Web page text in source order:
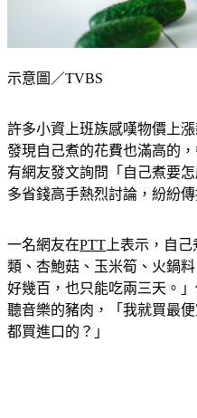
示意圖／TVBS
許多小資上班族感嘆物價上
發現自己煮的花費也滿高的
有網友發文詢問「自己煮要
多省錢高手熱烈討論，紛紛傳
一名網友在PTT 上表示，自
類、杏鮑菇、玉米筍、火鍋
好幾百，也只能吃兩三天。
聽音樂的豬肉，「我就買最
都買進口的？」